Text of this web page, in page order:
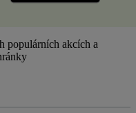
populárních akcích a